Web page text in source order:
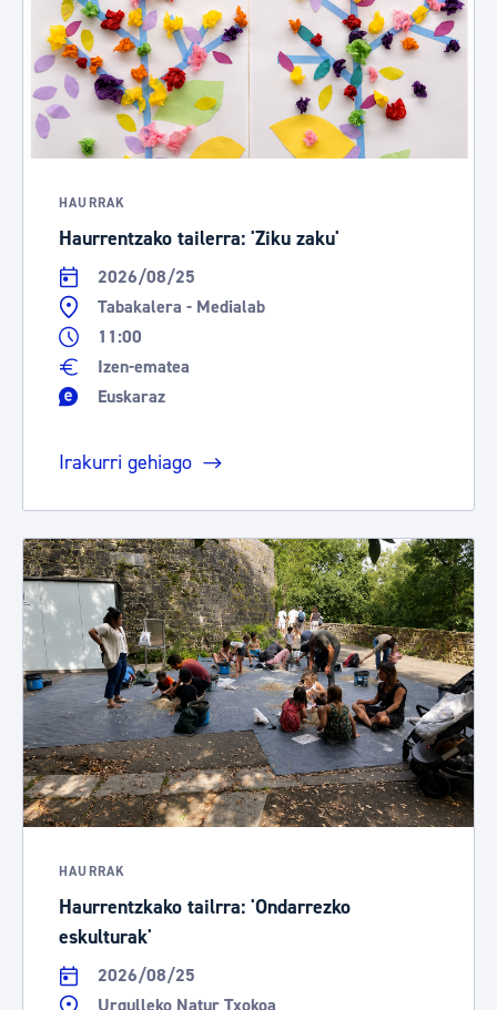
HAURRAK
Haurrentzako tailerra: 'Ziku zaku'
2026/08/25
Tabakalera - Medialab
11:00
Izen-ematea
Euskaraz
Irakurri gehiago
HAURRAK
Haurrentzkako tailrra: 'Ondarrezko
eskulturak'
2026/08/25
Urgulleko Natur Txokoa